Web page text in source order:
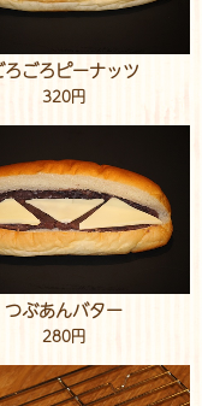
ろごろピーナッツ
320円
つぶあんバター
280円